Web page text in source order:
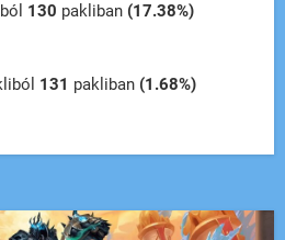
130 pakliban (17.38%)
131 pakliban (1.68%)